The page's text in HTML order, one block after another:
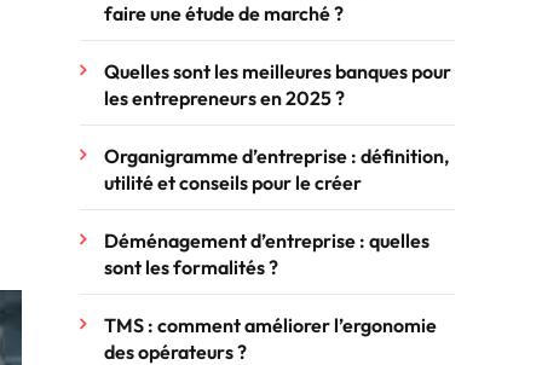
faire une étude de marché ?
Quelles sont les meilleures banques pour
les entrepreneurs en 2025 ?
Organigramme d’entreprise : définition,
utilité et conseils pour le créer
Déménagement d’entreprise : quelles
sont les formalités ?
TMS : comment améliorer l’ergonomie
des opérateurs ?